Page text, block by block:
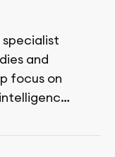
specialist
and
focus on